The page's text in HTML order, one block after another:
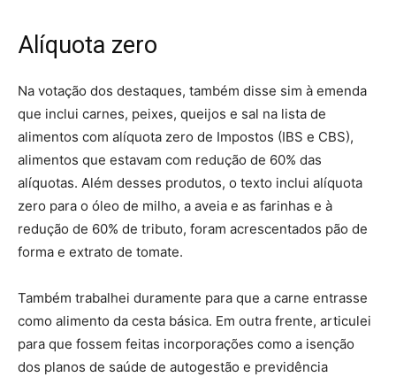
Alíquota zero
Na votação dos destaques, também disse sim à emenda
que inclui carnes, peixes, queijos e sal na lista de
alimentos com alíquota zero de Impostos (IBS e CBS),
alimentos que estavam com redução de 60% das
alíquotas. Além desses produtos, o texto inclui alíquota
zero para o óleo de milho, a aveia e as farinhas e à
redução de 60% de tributo, foram acrescentados pão de
forma e extrato de tomate.
Também trabalhei duramente para que a carne entrasse
como alimento da cesta básica. Em outra frente, articulei
para que fossem feitas incorporações como a isenção
dos planos de saúde de autogestão e previdência